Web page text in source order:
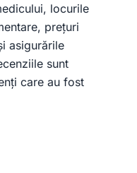
locurile
prețuri
asigurările
sunt
care au fost